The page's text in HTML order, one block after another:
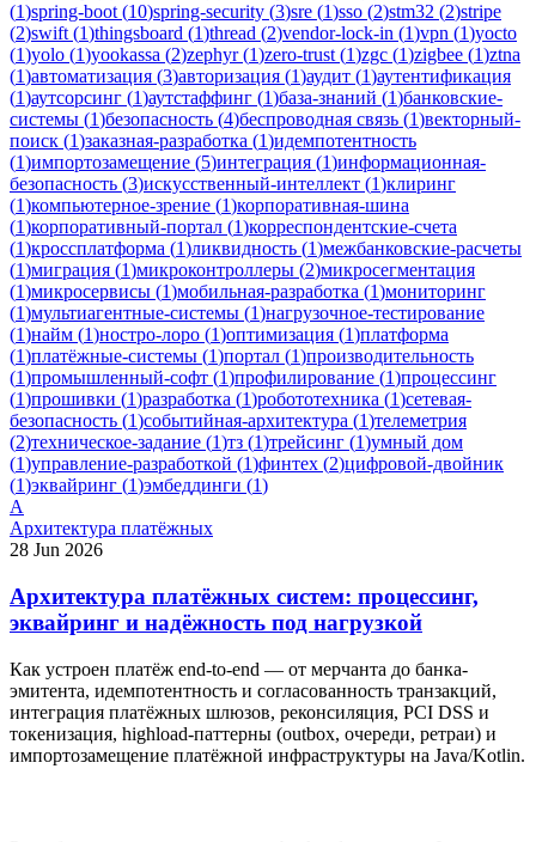
(1)spring-boot (10)spring-security (3)sre (1)sso (2)stm32 (2)stripe
(2)swift (1)thingsboard (1)thread (2)vendor-lock-in (1)vpn (1)yocto
(1)yolo (1)yookassa (2)zephyr(1)zero-trust (1)zgc (1)zigbee (1)ztna
(1)автоматизация (3)авторизация (1)аудит (1)аутентификация
(1)аутсорсинг (1)аутстаффинг (1)база-знаний (1)банковские-
системы (1)безопасность (4)беспроводная связь (1)векторный-
поиск (1)заказная-разработка (1)идемпотентность
(1)импортозамещение (5)интеграция (1)информационная-
безопасность (3)искусственный-интеллект (1)клиринг
(1)компьютерное-зрение (1)корпоративная-шина
(1)корпоративный-портал (1)корреспондентские-счета
(1)кроссплатформа (1)ликвидность (1)межбанковские-расчеты
(1)миграция (1)микроконтроллеры (2)микросегментация
(1)микросервисы (1)мобильная-разработка (1)мониторинг
(1)мультиагентные-системы (1)нагрузочное-тестирование
(1)найм (1)ностро-лоро (1)оптимизация (1)платформа
(1)платёжные-системы (1)портал (1)производительность
(1)промышленный-софт (1)профилирование (1)процессинг
(1)прошивки (1)разработка (1)робототехника (1)сетевая-
безопасность (1)событийная-архитектура (1)телеметрия
(2)техническое-задание (1)тз (1)трейсинг (1)умный дом
(1)управление-разработкой (1)финтех (2)цифровой-двойник
(1)эквайринг (1)эмбеддинги (1)
А
Архитектура платёжных
28 Jun 2026
Архитектура платёжных систем: процессинг,
эквайринг и надёжность под нагрузкой
Как устроен платёж end-to-end — от мерчанта до банка-
эмитента, идемпотентность и согласованность транзакций,
интеграция платёжных шлюзов, реконсиляция, PCI DSS и
токенизация, highload-паттерны (outbox, очереди, ретраи) и
импортозамещение платёжной инфраструктуры на Java/Kotlin.